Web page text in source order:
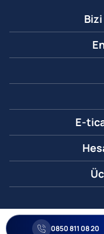
E-
0850 811
0850 811 08 20